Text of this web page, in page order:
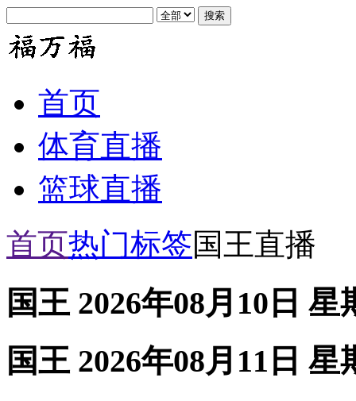
首页
体育直播
篮球直播
首页热门标签国王直播
国王 2026年08月10日 星
国王 2026年08月11日 星